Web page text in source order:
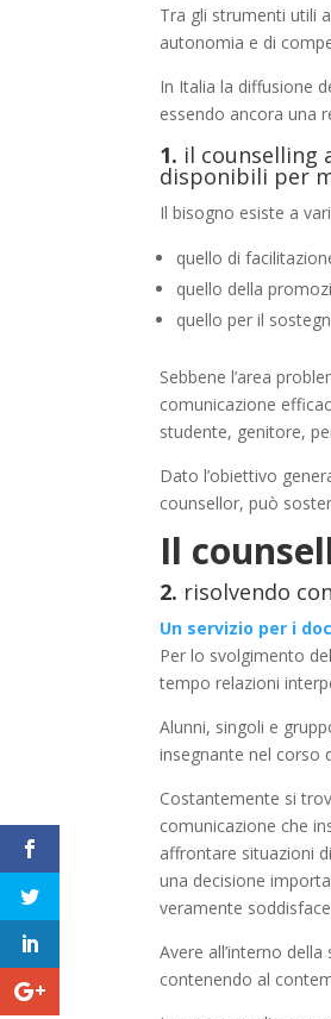
Tra gli strumenti utili
autonomia e di
In Italia la diffusione
essendo ancora una
1. il counselling
disponibili per
Il bisogno esiste a
quello di
quello della
quello per il
Sebbene l’area
comunicazione
studente, genitore,
Dato l’obiettivo
counsellor, può
Il
2. risolvendo
Un servizio per i
Per lo svolgimento
tempo relazioni
Alunni, singoli e
insegnante nel corso
Costantemente si
comunicazione che
affrontare situazioni
una decisione
veramente
Avere all’interno
contenendo al